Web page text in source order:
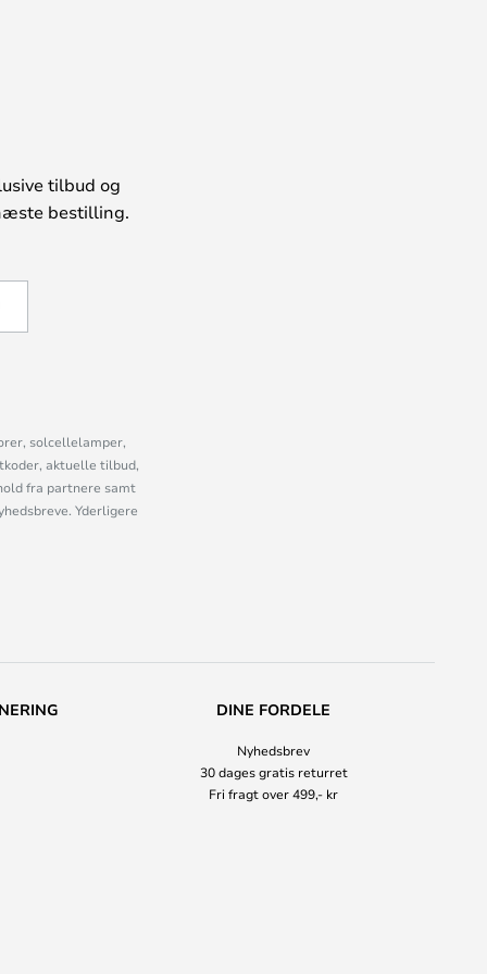
tilbud og
bestilling.
solcellelamper,
aktuelle tilbud,
fra partnere samt
Yderligere
DINE FORDELE
Nyhedsbrev
30 dages gratis returret
Fri fragt over 499,- kr